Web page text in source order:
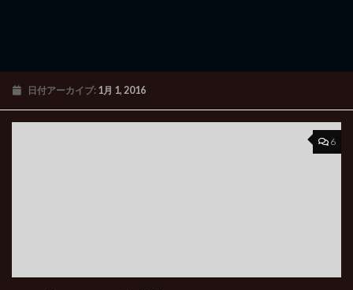
日付アーカイブ: 1月 1, 2016
6